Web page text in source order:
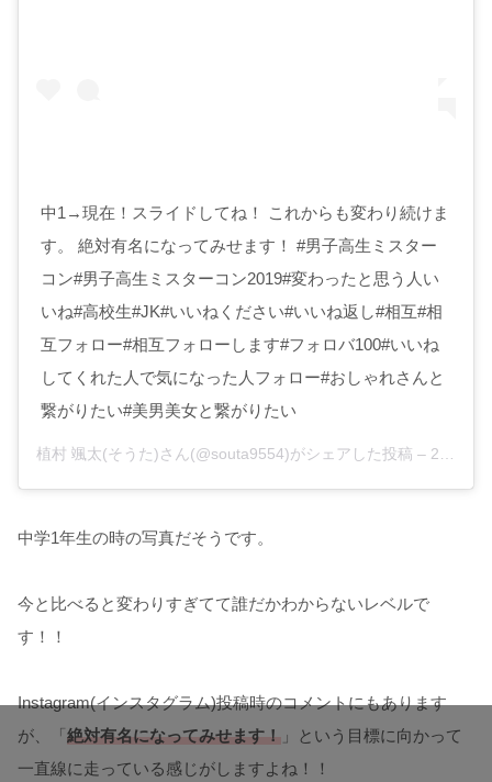
中1→現在！スライドしてね！ これからも変わり続けま
す。 絶対有名になってみせます！ #男子高生ミスター
コン#男子高生ミスターコン2019#変わったと思う人い
いね#高校生#JK#いいねください#いいね返し#相互#相
互フォロー#相互フォローします#フォロバ100#いいね
してくれた人で気になった人フォロー#おしゃれさんと
繋がりたい#美男美女と繋がりたい
植村 颯太(そうた)さん(@souta9554)がシェアした投稿 – 2019年 5月月27日午前3時09分PDT
中学1年生の時の写真だそうです。
今と比べると変わりすぎてて誰だかわからないレベルで
す！！
Instagram(インスタグラム)投稿時のコメントにもあります
が、「絶対有名になってみせます！
」という目標に向かって
一直線に走っている感じがしますよね！！